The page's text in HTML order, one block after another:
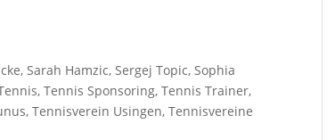
,Sarah Hamzic,Sergej Topic,Sophia
,Tennis Sponsoring,Tennis Trainer,
,Tennisverein Usingen,Tennisvereine